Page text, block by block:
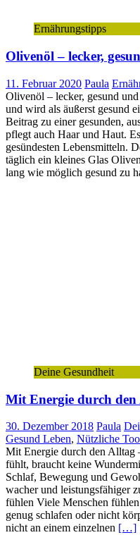
Ernährungstipps
Olivenöl – lecker,
11. Februar 2020 Paula
Olivenöl – lecker, gesund
und wird als äußerst gesund
Beitrag zu einer gesunden,
pflegt auch Haar und Haut.
gesündesten Lebensmitteln.
täglich ein kleines Glas
lang wie möglich gesund zu
Deine Gesundheit
Mit Energie durch
30. Dezember 2018 Paula
Gesund Leben, Nützliche
Mit Energie durch den Alltag
fühlt, braucht keine
Schlaf, Bewegung und
wacher und leistungsfähiger
fühlen Viele Menschen
genug schlafen oder nicht
nicht an einem einzelnen […]